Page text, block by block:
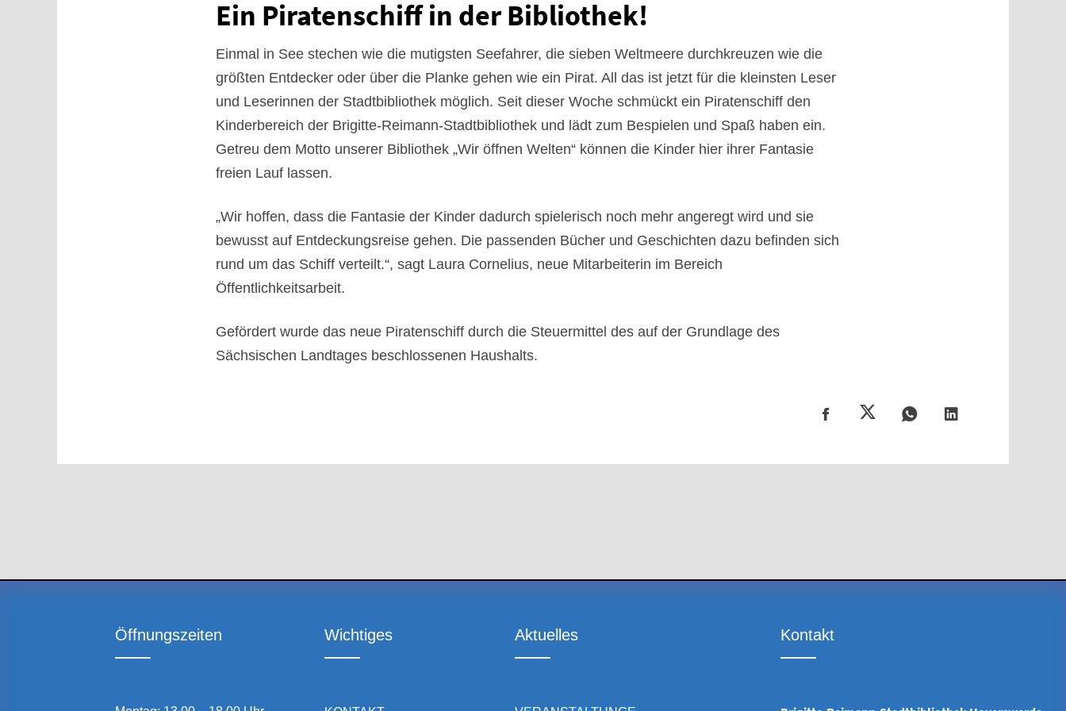
Ein Piratenschiff in der Bibliothek!
Einmal in See stechen wie die mutigsten Seefahrer, die sieben Weltmeere durchkreuzen wie die
größten Entdecker oder über die Planke gehen wie ein Pirat. All das ist jetzt für die kleinsten Leser
und Leserinnen der Stadtbibliothek möglich. Seit dieser Woche schmückt ein Piratenschiff den
Kinderbereich der Brigitte-Reimann-Stadtbibliothek und lädt zum Bespielen und Spaß haben ein.
Getreu dem Motto unserer Bibliothek „Wir öffnen Welten“ können die Kinder hier ihrer Fantasie
freien Lauf lassen.
„Wir hoffen, dass die Fantasie der Kinder dadurch spielerisch noch mehr angeregt wird und sie
bewusst auf Entdeckungsreise gehen. Die passenden Bücher und Geschichten dazu befinden sich
rund um das Schiff verteilt.“, sagt Laura Cornelius, neue Mitarbeiterin im Bereich
Öffentlichkeitsarbeit.
Gefördert wurde das neue Piratenschiff durch die Steuermittel des auf der Grundlage des
Sächsischen Landtages beschlossenen Haushalts.
Öffnungszeiten Wichtiges Aktuelles Kontakt